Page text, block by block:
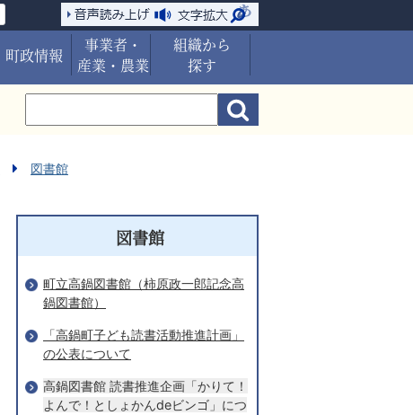
町政情報
事業者・
産業・農業
組織から
探す
図書館
図書館
町立高鍋図書館（柿原政一郎記念高
鍋図書館）
「高鍋町子ども読書活動推進計画」
の公表について
高鍋図書館 読書推進企画「かりて！
よんで！としょかんdeビンゴ」につ